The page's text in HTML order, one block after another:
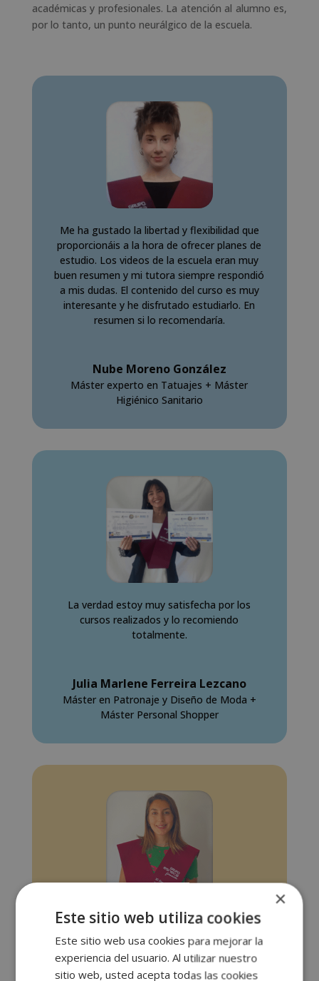
académicas y profesionales. La atención al alumno es,
por lo tanto, un punto neurálgico de la escuela.
Me ha gustado la libertad y flexibilidad que
proporcionáis a la hora de ofrecer planes de
estudio. Los videos de la escuela eran muy
buen resumen y mi tutora siempre respondió
a mis dudas. El contenido del curso es muy
interesante y he disfrutado estudiarlo. En
resumen si lo recomendaría.
Nube Moreno González
Máster experto en Tatuajes + Máster
Higiénico Sanitario
La verdad estoy muy satisfecha por los
cursos realizados y lo recomiendo
totalmente.
Julia Marlene Ferreira Lezcano
Máster en Patronaje y Diseño de Moda +
Máster Personal Shopper
Lo recomiendo si se necesitan tiempos con
flexibilidad, se puede combinar
perfectamente con el trabajo. Buen material
teórico, además la tutora siempre despejó
×
Este sitio web utiliza cookies
Este sitio web usa cookies para mejorar la
experiencia del usuario. Al utilizar nuestro
sitio web, usted acepta todas las cookies